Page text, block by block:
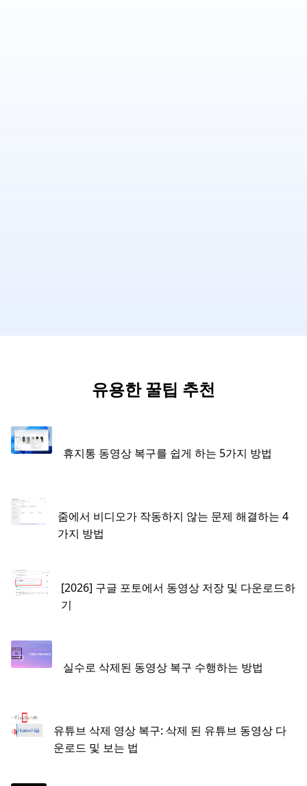
유용한 꿀팁 추천
휴지통 동영상 복구를 쉽게 하는 5가지 방법
줌에서 비디오가 작동하지 않는 문제 해결하는 4
가지 방법
[2026] 구글 포토에서 동영상 저장 및 다운로드하
기
실수로 삭제된 동영상 복구 수행하는 방법
유튜브 삭제 영상 복구: 삭제 된 유튜브 동영상 다
운로드 및 보는 법